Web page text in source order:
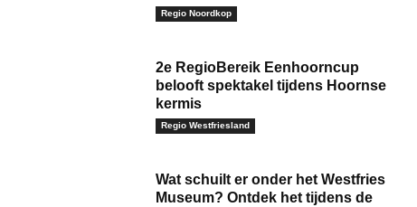
Regio Noordkop
2e RegioBereik Eenhoorncup
belooft spektakel tijdens Hoornse
kermis
Regio Westfriesland
Wat schuilt er onder het Westfries
Museum? Ontdek het tijdens de